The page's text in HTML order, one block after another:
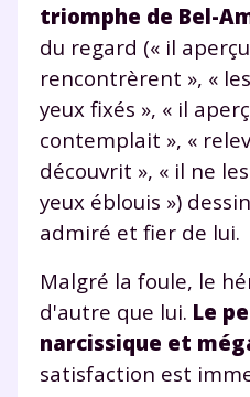
triomphe de Bel-
du regard (« il
rencontrèrent », «
yeux fixés », « il
contemplait », «
découvrit », « il ne
yeux éblouis »)
admiré et fier de lui.
Malgré la foule, le
d'autre que lui. Le
narcissique et
satisfaction est